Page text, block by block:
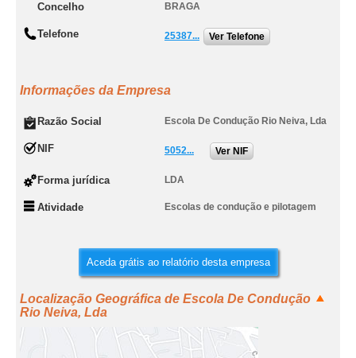
Concelho BRAGA
Telefone 25387... Ver Telefone
Informações da Empresa
Razão Social Escola De Condução Rio Neiva, Lda
NIF 5052... Ver NIF
Forma jurídica LDA
Atividade Escolas de condução e pilotagem
Aceda grátis ao relatório desta empresa
Localização Geográfica de Escola De Condução
Rio Neiva, Lda